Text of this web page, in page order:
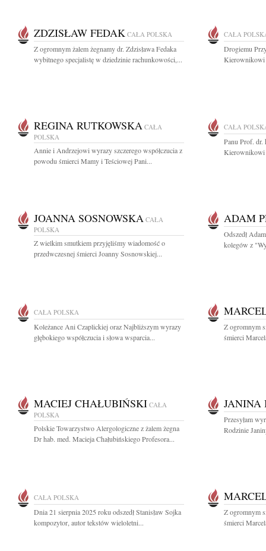
ZDZISŁAW FEDAK CAŁA POLSKA
Z ogromnym żalem żegnamy dr. Zdzisława Fedaka
wybitnego specjalistę w dziedzinie rachunkowości,...
CAŁA
Drogiemu
REGINA RUTKOWSKA CAŁA
POLSKA
Annie i Andrzejowi wyrazy szczerego współczucia z
powodu śmierci Mamy i Teściowej Pani...
CAŁA
Panu Prof. dr.
JOANNA SOSNOWSKA CAŁA
POLSKA
Z wielkim smutkiem przyjęliśmy wiadomość o
przedwczesnej śmierci Joanny Sosnowskiej...
ADAM
Odszedł
kolegów z
CAŁA POLSKA
Koleżance Ani Czaplickiej oraz Najbliższym wyrazy
głębokiego współczucia i słowa wsparcia...
Z ogromnym
śmierci
MACIEJ CHAŁUBIŃSKI CAŁA
POLSKA
Polskie Towarzystwo Alergologiczne z żalem żegna
Dr hab. med. Macieja Chałubińskiego Profesora...
JANINA
Przesyłam
Rodzinie
CAŁA POLSKA
Dnia 21 sierpnia 2025 roku odszedł Stanisław Sojka
kompozytor, autor tekstów wieloletni...
Z ogromnym
śmierci